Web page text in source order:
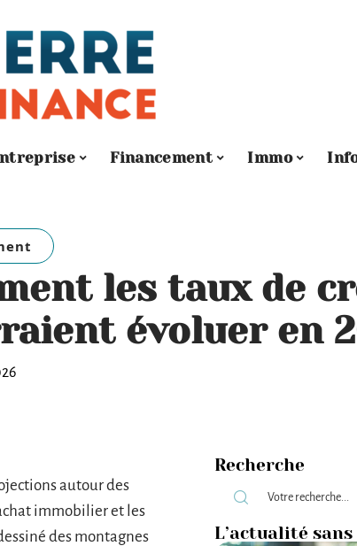
Financement Immo
les taux de
évoluer en
autour des
immobilier et les
des montagnes
Recherche
L’actualité sans